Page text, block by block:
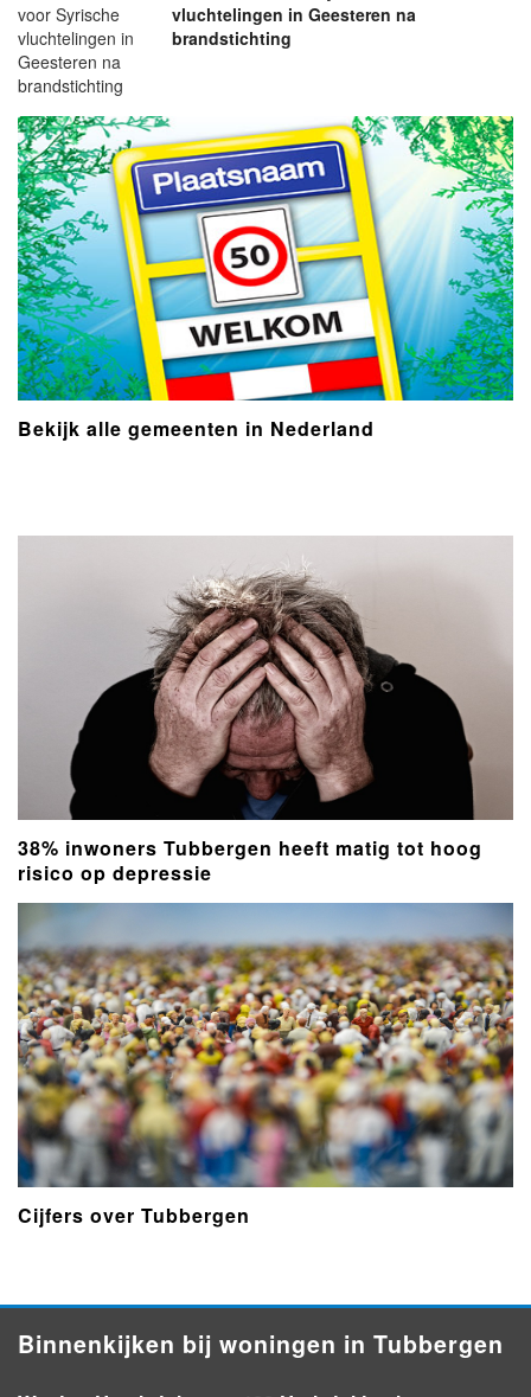
vluchtelingen in Geesteren na
brandstichting
Bekijk alle gemeenten in Nederland
38% inwoners Tubbergen heeft matig tot hoog
risico op depressie
Cijfers over Tubbergen
Binnenkijken bij woningen in Tubbergen